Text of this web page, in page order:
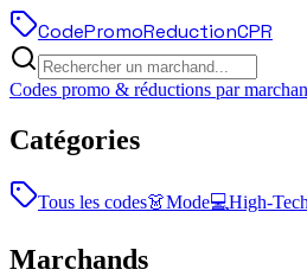
CodePromoReductionCPR
Codes promo & réductions par
Catégories
Tous les codes👗Mode💻High-Tech
Marchands